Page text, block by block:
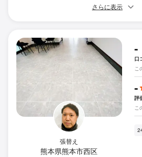
さらに表示
張替え
熊本県熊本市西区
-
口
こ
-
評
こ